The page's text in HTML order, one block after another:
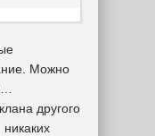
Можно
другого